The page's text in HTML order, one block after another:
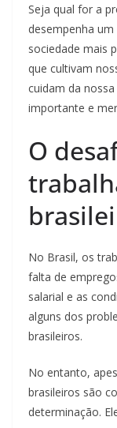
Seja qual for a
desempenha
sociedade mais
que cultivam
cuidam da
importante e
O
No Brasil, os
falta de
salarial e as
alguns dos
brasileiros.
No entanto,
brasileiros são
determinação.